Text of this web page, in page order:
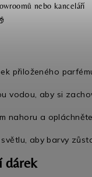
nebo kanceláří
přiloženého
vodou, aby si
nahoru a
světlu, aby barvy
dárek